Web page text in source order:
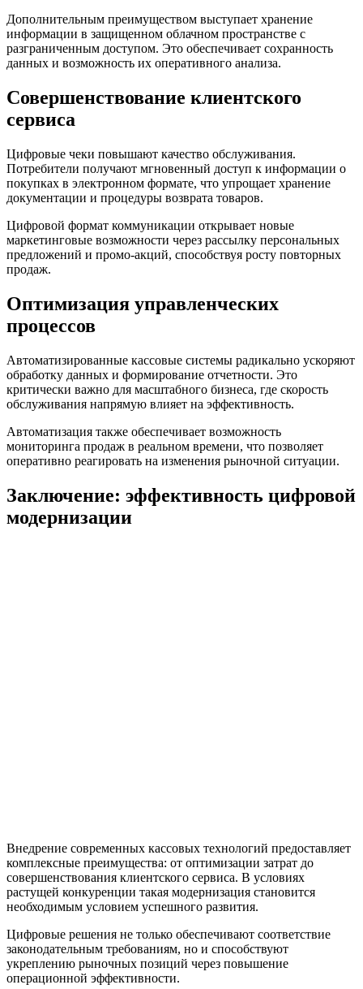
Дополнительным преимуществом выступает хранение
информации в защищенном облачном пространстве с
разграниченным доступом. Это обеспечивает сохранность
данных и возможность их оперативного анализа.
Совершенствование клиентского
сервиса
Цифровые чеки повышают качество обслуживания.
Потребители получают мгновенный доступ к информации о
покупках в электронном формате, что упрощает хранение
документации и процедуры возврата товаров.
Цифровой формат коммуникации открывает новые
маркетинговые возможности через рассылку персональных
предложений и промо-акций, способствуя росту повторных
продаж.
Оптимизация управленческих
процессов
Автоматизированные кассовые системы радикально ускоряют
обработку данных и формирование отчетности. Это
критически важно для масштабного бизнеса, где скорость
обслуживания напрямую влияет на эффективность.
Автоматизация также обеспечивает возможность
мониторинга продаж в реальном времени, что позволяет
оперативно реагировать на изменения рыночной ситуации.
Заключение: эффективность цифровой
модернизации
Внедрение современных кассовых технологий предоставляет
комплексные преимущества: от оптимизации затрат до
совершенствования клиентского сервиса. В условиях
растущей конкуренции такая модернизация становится
необходимым условием успешного развития.
Цифровые решения не только обеспечивают соответствие
законодательным требованиям, но и способствуют
укреплению рыночных позиций через повышение
операционной эффективности.